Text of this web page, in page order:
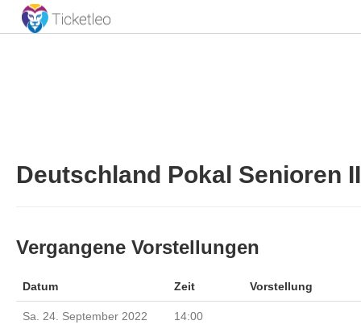
Deutschland Pokal Senioren
Vergangene Vorstellungen
Datum Zeit Vorstellung
Sa. 24. September 2022 14:00